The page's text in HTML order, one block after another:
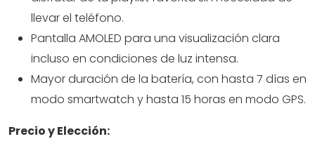
llevar el teléfono.
Pantalla AMOLED para una visualización clara
incluso en condiciones de luz intensa.
Mayor duración de la batería, con hasta 7 días en
modo smartwatch y hasta 15 horas en modo GPS.
Precio y Elección: